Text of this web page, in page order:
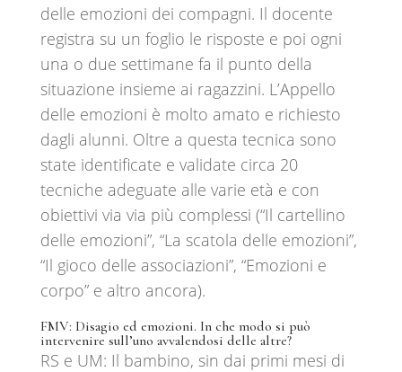
delle emozioni dei compagni. Il docente
registra su un foglio le risposte e poi ogni
una o due settimane fa il punto della
situazione insieme ai ragazzini. L’Appello
delle emozioni è molto amato e richiesto
dagli alunni. Oltre a questa tecnica sono
state identificate e validate circa 20
tecniche adeguate alle varie età e con
obiettivi via via più complessi (“Il cartellino
delle emozioni”, “La scatola delle emozioni”,
“Il gioco delle associazioni”, “Emozioni e
corpo” e altro ancora).
FMV: Disagio ed emozioni. In che modo si può
intervenire sull’uno avvalendosi delle altre?
RS e UM: Il bambino, sin dai primi mesi di